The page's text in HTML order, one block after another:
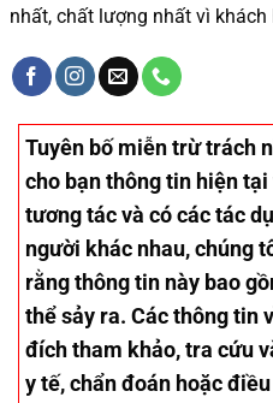
nhất, chất lượng nhất vì
Tuyên bố miễn trừ trách
cho bạn thông tin hiện
tương tác và có các tác
người khác nhau, chúng
rằng thông tin này bao
thể sảy ra. Các thông tin
đích tham khảo, tra cứu
y tế, chẩn đoán hoặc